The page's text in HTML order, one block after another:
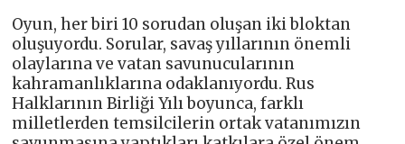
Oyun, her biri 10 sorudan oluşan iki bloktan
oluşuyordu. Sorular, savaş yıllarının önemli
olaylarına ve vatan savunucularının
kahramanlıklarına odaklanıyordu. Rus
Halklarının Birliği Yılı boyunca, farklı
milletlerden temsilcilerin ortak vatanımızın